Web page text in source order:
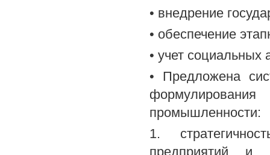
• внедрение
• обеспечение
• учет социальных
• Предложена
промышленности:
1.
предприятий и